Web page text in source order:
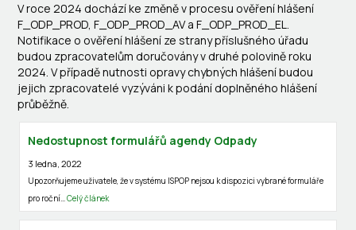
V roce 2024 dochází ke změně v procesu ověření hlášení
F_ODP_PROD, F_ODP_PROD_AV a F_ODP_PROD_EL.
Notifikace o ověření hlášení ze strany příslušného úřadu
budou zpracovatelům doručovány v druhé polovině roku
2024. V případě nutnosti opravy chybných hlášení budou
jejich zpracovatelé vyzýváni k podání doplněného hlášení
průběžně.
Nedostupnost formulářů agendy Odpady
3 ledna, 2022
Upozorňujeme uživatele, že v systému ISPOP nejsou k dispozici vybrané formuláře
pro roční…Celý článek